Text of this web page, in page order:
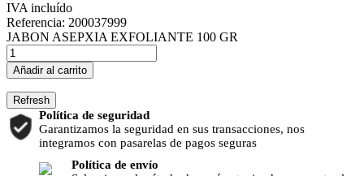
IVA incluído
Referencia: 200037999
JABON ASEPXIA EXFOLIANTE 100 GR
Añadir al carrito
Política de seguridad
Garantizamos la seguridad en sus transacciones, nos
integramos con pasarelas de pagos seguras
Política de envío